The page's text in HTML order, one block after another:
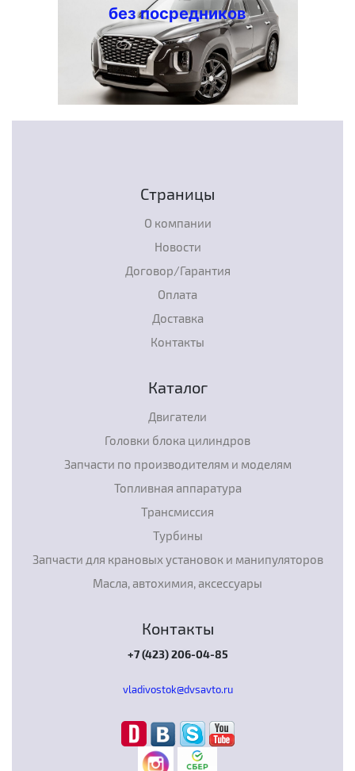
без посредников
Страницы
О компании
Новости
Договор/Гарантия
Оплата
Доставка
Контакты
Каталог
Двигатели
Головки блока цилиндров
Запчасти по производителям и моделям
Топливная аппаратура
Трансмиссия
Турбины
Запчасти для крановых установок и манипуляторов
Масла, автохимия, аксессуары
Контакты
+7 (423) 206-04-85
vladivostok@dvsavto.ru